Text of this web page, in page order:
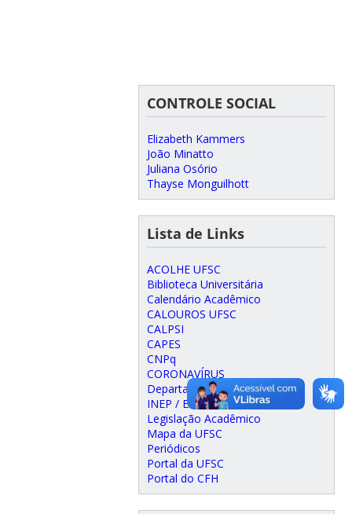
CONTROLE SOCIAL
Elizabeth Kammers
João Minatto
Juliana Osório
Thayse Monguilhott
Lista de Links
ACOLHE UFSC
Biblioteca Universitária
Calendário Acadêmico
CALOUROS UFSC
CALPSI
CAPES
CNPq
CORONAVÍRUS
Departamento de Psicologia
INEP / ENADE
Legislação Acadêmico
Mapa da UFSC
Periódicos
Portal da UFSC
Portal do CFH